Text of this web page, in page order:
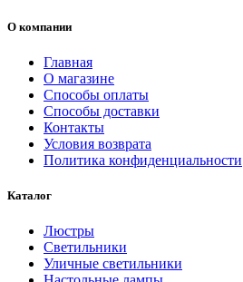
О компании
Главная
О магазине
Способы оплаты
Способы доставки
Контакты
Условия возврата
Политика конфиденциальности
Каталог
Люстры
Светильники
Уличные светильники